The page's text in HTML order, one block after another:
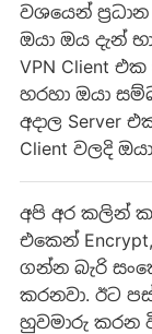
වශයෙන්
ඔයා ඔය දැන්
VPN Client
හරහා ඔයා
අදාල
Client වලදි
අපි අර කලින්
එකෙන්
ගන්න බැරි
කරනවා. ඊට
හුවමාරු කරන